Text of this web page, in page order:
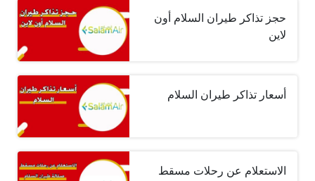
حجز تذاكر طيران السلام أون
لاين
أسعار تذاكر طيران السلام
الاستعلام عن رحلات مسقط